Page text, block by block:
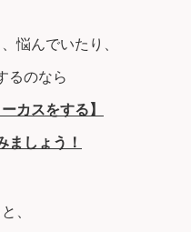
悩んでいたり、
るのなら
カスをする】
ましょう！
、